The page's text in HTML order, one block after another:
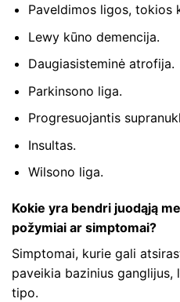
Paveldimos ligos, tokios
Lewy kūno demencija.
Daugiasisteminė atrofija.
Parkinsono liga.
Progresuojantis
Insultas.
Wilsono liga.
Kokie yra bendri juodąją
požymiai ar simptomai?
Simptomai, kurie gali
paveikia bazinius
tipo.